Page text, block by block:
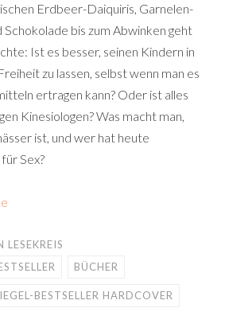
Erdbeer-Daiquiris, Garnelen-
bis zum Abwinken geht
Ist es besser, seinen Kindern in
zu lassen, selbst wenn man es
ertragen kann? Oder ist alles
Kinesiologen? Was macht man,
ist, und wer hat heute
Sex?
LESEKREIS
BÜCHER
BESTSELLER HARDCOVER